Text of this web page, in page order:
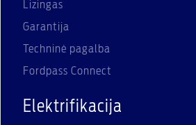
Lizingas
Garantija
Techninė pagalba
Fordpass Connect
Elektrifikacija